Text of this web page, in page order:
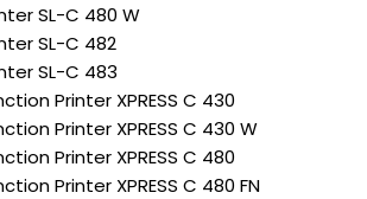
SL-C 480 W
SL-C 482
SL-C 483
Printer XPRESS C 430
Printer XPRESS C 430 W
Printer XPRESS C 480
Printer XPRESS C 480 FN